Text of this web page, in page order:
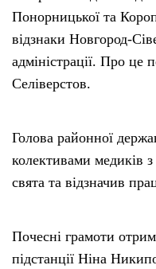
Понорницької та
відзнаки Новгород-
адміністрації. Про це
Селіверстов.
Голова районної
колективами медиків
свята та відзначив
Почесні грамоти
підстанції Ніна